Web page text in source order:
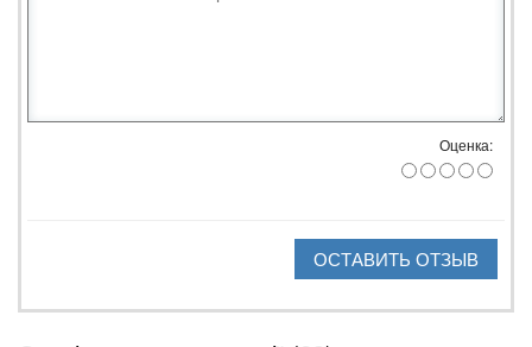
Оценка:
ОСТАВИТЬ ОТЗЫВ